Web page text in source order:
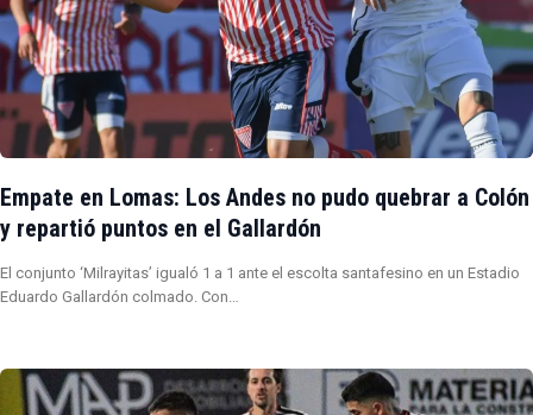
Empate en Lomas: Los Andes no pudo quebrar a Colón
y repartió puntos en el Gallardón
El conjunto ‘Milrayitas’ igualó 1 a 1 ante el escolta santafesino en un Estadio
Eduardo Gallardón colmado. Con…